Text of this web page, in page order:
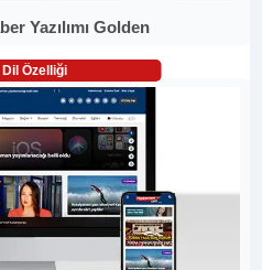
Yazılımı Golden
Özelliği